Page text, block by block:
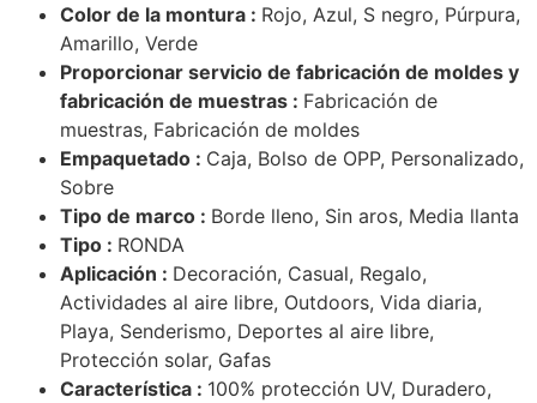
Color de la montura : Rojo, Azul, S negro, Púrpura,
Amarillo, Verde
Proporcionar servicio de fabricación de moldes y
fabricación de muestras : Fabricación de
muestras, Fabricación de moldes
Empaquetado : Caja, Bolso de OPP, Personalizado,
Sobre
Tipo de marco : Borde lleno, Sin aros, Media llanta
Tipo : RONDA
Aplicación : Decoración, Casual, Regalo,
Actividades al aire libre, Outdoors, Vida diaria,
Playa, Senderismo, Deportes al aire libre,
Protección solar, Gafas
Característica : 100% protección UV, Duradero,